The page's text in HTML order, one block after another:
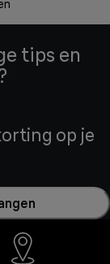
tips en
op je